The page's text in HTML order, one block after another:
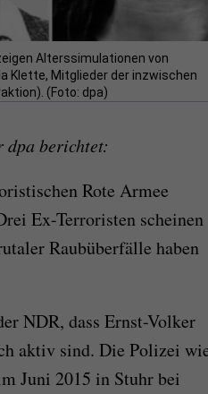
Alterssimulationen von
Klette, Mitglieder der inzwischen
(Foto: dpa)
dpa berichtet:
Rote Armee
Ex-Terroristen scheinen
Raubüberfälle haben
NDR, dass Ernst-Volker
aktiv sind. Die Polizei
Juni 2015 in Stuhr bei